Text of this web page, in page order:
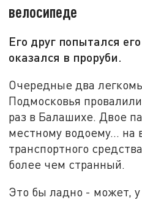
велосипеде
Его друг попытался
оказался в проруби.
Очередные два
Подмосковья
раз в Балашихе. Двое
местному водоему... на
транспортного
более чем странный.
Это бы ладно - может, у